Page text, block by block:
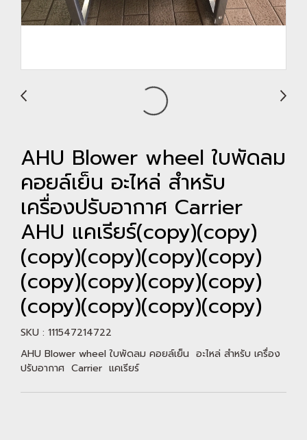
AHU Blower wheel ใบพัดลม
คอยล์เย็น อะไหล่ สำหรับ
เครื่องปรับอากาศ Carrier
AHU แคเรียร์(copy)(copy)
(copy)(copy)(copy)(copy)
(copy)(copy)(copy)(copy)
(copy)(copy)(copy)(copy)
SKU : 111547214722
AHU Blower wheel ใบพัดลม คอยล์เย็น อะไหล่ สำหรับ เครื่อง
ปรับอากาศ Carrier แคเรียร์